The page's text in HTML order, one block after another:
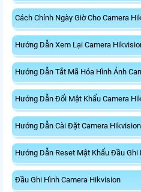
Cách Chỉnh Ngày Giờ Cho Camera
Hướng Dẫn Xem Lại Camera
Hướng Dẫn Tắt Mã Hóa Hình Ảnh
Hướng Dẫn Đổi Mật Khẩu Camera
Hướng Dẫn Cài Đặt Camera
Hướng Dẫn Reset Mật Khẩu Đầu Ghi
Đầu Ghi Hình Camera Hikvision